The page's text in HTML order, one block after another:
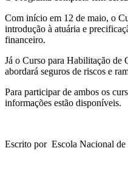
Com início em 12 de maio, o
introdução à atuária e
financeiro.
Já o Curso para Habilitação de
abordará seguros de riscos e
Para participar de ambos os
informações estão disponíveis.
Escrito por Escola Nacional de